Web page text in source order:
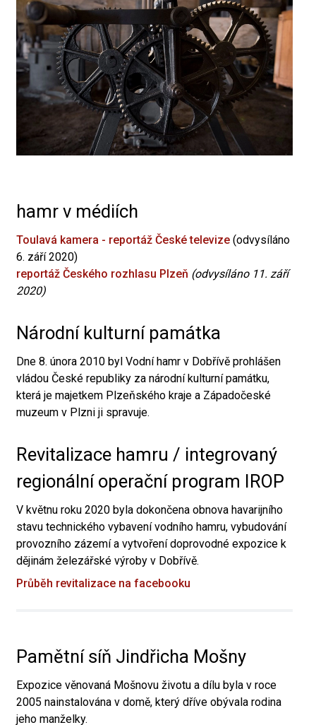
hamr v médiích
Toulavá kamera - reportáž České televize (odvysíláno
6. září 2020)
reportáž Českého rozhlasu Plzeň (odvysíláno 11. září
2020)
Národní kulturní památka
Dne 8. února 2010 byl Vodní hamr v Dobřívě prohlášen
vládou České republiky za národní kulturní památku,
která je majetkem Plzeňského kraje a Západočeské
muzeum v Plzni ji spravuje.
Revitalizace hamru / integrovaný
regionální operační program IROP
V květnu roku 2020 byla dokončena obnova havarijního
stavu technického vybavení vodního hamru, vybudování
provozního zázemí a vytvoření doprovodné expozice k
dějinám železářské výroby v Dobřívě.
Průběh revitalizace na facebooku
Pamětní síň Jindřicha Mošny
Expozice věnovaná Mošnovu životu a dílu byla v roce
2005 nainstalována v domě, který dříve obývala rodina
jeho manželky.